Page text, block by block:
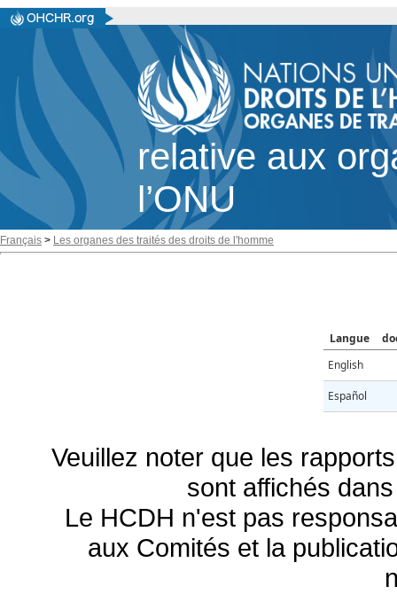
relative aux
l’ONU
Français > Les organes des traités des droits de l'homme
Langue
English
Español
Veuillez noter que les
sont affichés
Le HCDH n'est pas
aux Comités et la